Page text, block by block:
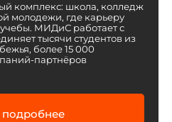
комплекс: школа, колледж
молодежи, где карьеру
МИДиС работает с
тысячи студентов из
более 15 000
партнёров
подробнее